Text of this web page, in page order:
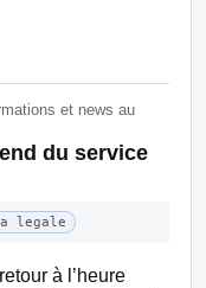
et news au
du service
legale
à l’heure